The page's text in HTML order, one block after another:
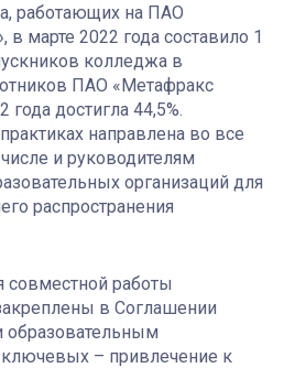
работающих на ПАО
марте 2022 года составило 1
колледжа в
ПАО «Метафракс
достигла 44,5%.
направлена во все
и руководителям
организаций для
распространения
работы
в Соглашении
– привлечение к